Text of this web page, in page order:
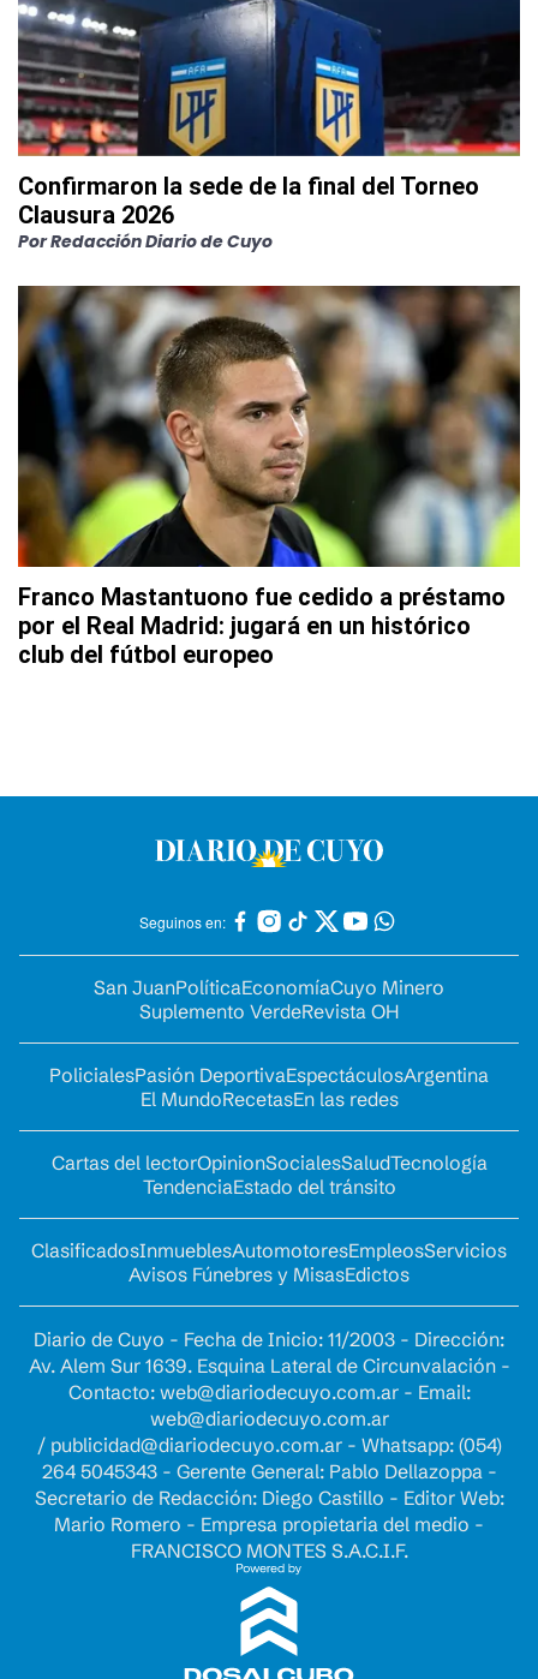
Confirmaron la sede de la final del Torneo
Clausura 2026
PorRedacción Diario de Cuyo
Franco Mastantuono fue cedido a préstamo
por el Real Madrid: jugará en un histórico
club del fútbol europeo
Seguinos en:
San JuanPolíticaEconomíaCuyo Minero
Suplemento VerdeRevista OH
PolicialesPasión DeportivaEspectáculosArgentina
El MundoRecetasEn las redes
Cartas del lectorOpinionSocialesSaludTecnología
TendenciaEstado del tránsito
ClasificadosInmueblesAutomotoresEmpleosServicios
Avisos Fúnebres y MisasEdictos
Diario de Cuyo - Fecha de Inicio: 11/2003 - Dirección:
Av. Alem Sur 1639. Esquina Lateral de Circunvalación -
Contacto: web@diariodecuyo.com.ar- Email:
web@diariodecuyo.com.ar
/ publicidad@diariodecuyo.com.ar- Whatsapp: (054)
264 5045343 - Gerente General: Pablo Dellazoppa -
Secretario de Redacción: Diego Castillo - Editor Web:
Mario Romero - Empresa propietaria del medio -
FRANCISCO MONTES S.A.C.I.F.